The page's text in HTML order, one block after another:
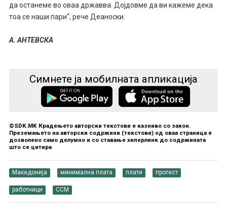
да останеме во оваа државва. Дојдовме да ви кажеме дека
тоа се наши пари“, рече Деаноски.
А. АНТЕВСКА
Симнете ја мобилната апликација
©SDK.MK Крадењето авторски текстови е казниво со закон.
Преземањето на авторски содржини (текстови) од оваа страница е
дозволено само делумно и со ставање хиперлинк до содржината
што се цитира
Македонија минимална плата плати протест
работници ССМ